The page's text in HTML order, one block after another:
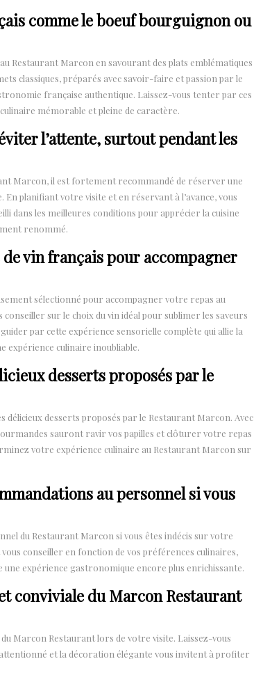
comme le boeuf bourguignon ou
Restaurant Marcon en savourant des plats emblématiques
classiques, préparés avec savoir-faire et passion par le
française authentique. Laissez-vous tenter par ces
mémorable et pleine de caractère.
l’attente, surtout pendant les
Marcon, il est fortement recommandé de réserver une
En planifiant votre visite et en réservant à l’avance, vous
dans les meilleures conditions pour apprécier la cuisine
renommé.
vin français pour accompagner
sélectionné pour accompagner votre repas au
sur le choix du vin idéal pour sublimer les saveurs
par cette expérience sensorielle complète qui allie la
expérience culinaire inoubliable.
desserts proposés par le
délicieux desserts proposés par le Restaurant Marcon. Avec
sauront ravir vos papilles et clôturer votre repas
votre expérience culinaire au Restaurant Marcon sur
au personnel si vous
du Restaurant Marcon si vous êtes indécis sur votre
conseiller en fonction de vos préférences culinaires,
une expérience gastronomique encore plus enrichissante.
conviviale du Marcon Restaurant
Marcon Restaurant lors de votre visite. Laissez-vous
et la décoration élégante vous invitent à profiter